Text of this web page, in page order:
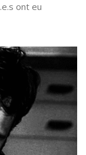
ont eu